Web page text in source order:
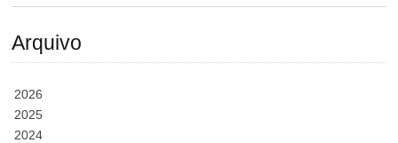
Arquivo
2026
2025
2024